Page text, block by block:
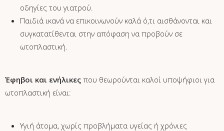
οδηγίες του γιατρού.
Παιδιά ικανά να επικοινωνούν καλά ό,τι αισθάνονται και
συγκατατίθενται στην απόφαση να προβούν σε
ωτοπλαστική.
Έφηβοι και ενήλικες που θεωρούνται καλοί υποψήφιοι για
ωτοπλαστική είναι:
Υγιή άτομα, χωρίς προβλήματα υγείας ή χρόνιες